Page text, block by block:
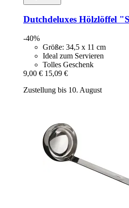
Dutchdeluxes Hölzlöffel
-40%
Größe: 34,5 x 11 cm
Ideal zum Servieren
Tolles Geschenk
9,00 € 15,09 €
Zustellung bis 10. August